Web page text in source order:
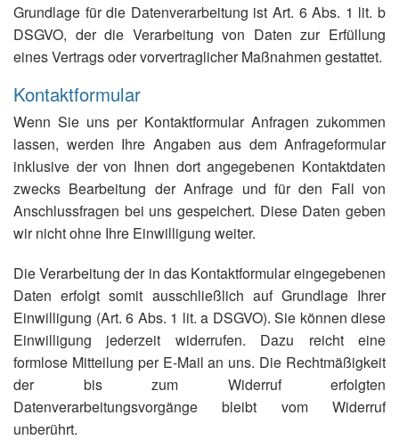
Grundlage für die Datenverarbeitung ist Art. 6 Abs. 1 lit. b
DSGVO, der die Verarbeitung von Daten zur Erfüllung
eines Vertrags oder vorvertraglicher Maßnahmen gestattet.
Kontaktformular
Wenn Sie uns per Kontaktformular Anfragen zukommen
lassen, werden Ihre Angaben aus dem Anfrageformular
inklusive der von Ihnen dort angegebenen Kontaktdaten
zwecks Bearbeitung der Anfrage und für den Fall von
Anschlussfragen bei uns gespeichert. Diese Daten geben
wir nicht ohne Ihre Einwilligung weiter.
Die Verarbeitung der in das Kontaktformular eingegebenen
Daten erfolgt somit ausschließlich auf Grundlage Ihrer
Einwilligung (Art. 6 Abs. 1 lit. a DSGVO). Sie können diese
Einwilligung jederzeit widerrufen. Dazu reicht eine
formlose Mitteilung per E-Mail an uns. Die Rechtmäßigkeit
der bis zum Widerruf erfolgten
Datenverarbeitungsvorgänge bleibt vom Widerruf
unberührt.